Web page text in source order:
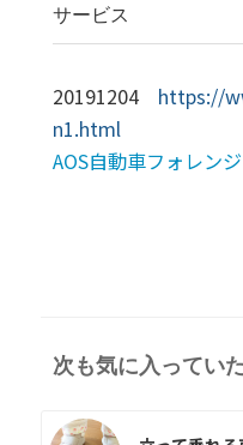
サービス
20191204
https://
n1.html
AOS自動車フォレン
次も気に入ってい